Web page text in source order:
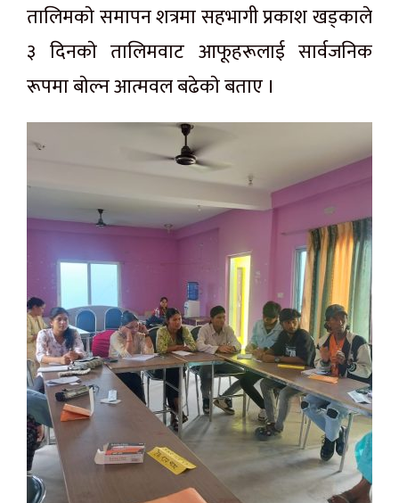
तालिमकाे समापन शत्रमा सहभागी प्रकाश खड्काले
३ दिनकाे तालिमवाट आफूहरूलाई सार्वजनिक
रूपमा बाेल्न आत्मवल बढेकाे बताए ।